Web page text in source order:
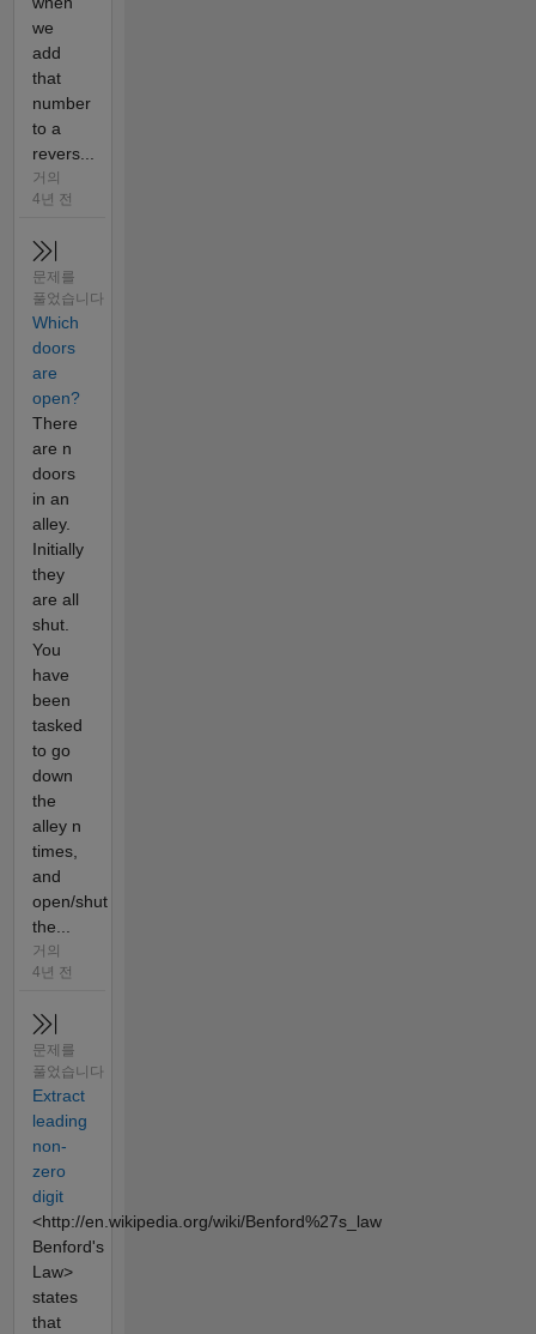
we
add
that
number
to a
revers...
거의
4년 전
문제를
풀었습니다
Which
doors
are
open?
There
are n
doors
in an
alley.
Initially
they
are all
shut.
You
have
been
tasked
to go
down
the
alley n
times,
and
open/shut
the...
거의
4년 전
문제를
풀었습니다
Extract
leading
non-
zero
digit
<http://en.wikipedia.org/wiki/Benford%27s_law
Benford's
Law>
states
that